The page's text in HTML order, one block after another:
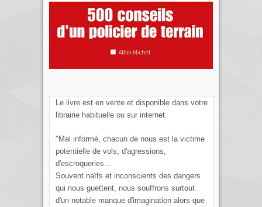
Le livre est en vente et disponible dans votre
librairie habituelle ou sur internet.
"Mal informé, chacun de nous est la victime
potentielle de vols, d'agressions,
d'escroqueries...
Souvent naïfs et inconscients des dangers
qui nous guettent, nous souffrons surtout
d'un notable manque d'imagination alors que